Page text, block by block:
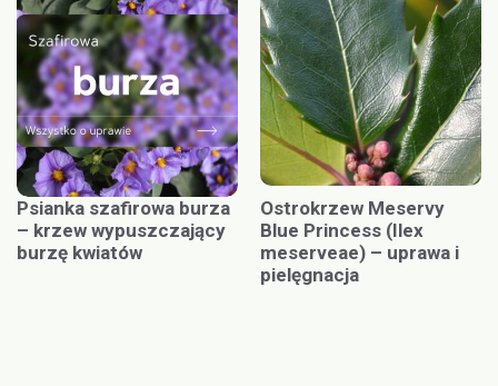
Psianka szafirowa burza
– krzew wypuszczający
burzę kwiatów
Ostrokrzew Meservy
Blue Princess (Ilex
meserveae) – uprawa i
pielęgnacja